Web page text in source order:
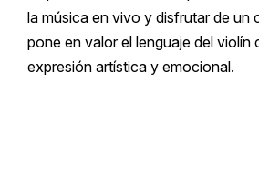
la música en vivo y disfrutar de un
pone en valor el lenguaje del
expresión artística y emocional.